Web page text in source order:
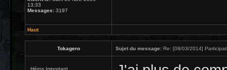
13:33
Messages: 3197
Haut
Tokagero Sujet du message: Re: [08/03/2014]
Héros Important